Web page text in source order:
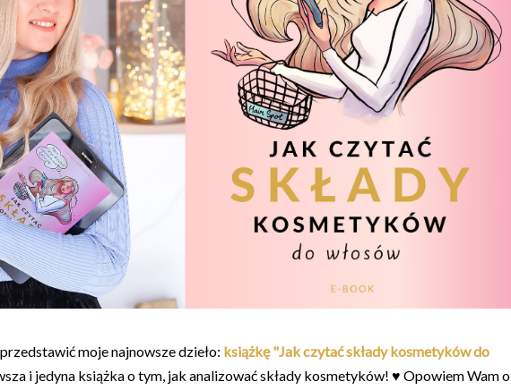
moje najnowsze dzieło: książkę "Jak czytać składy kosmetyków do
i jedyna książka o tym, jak analizować składy kosmetyków! ♥ Opowiem Wam o